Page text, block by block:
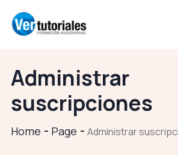
Administrar
suscripciones
Home Page Administrar